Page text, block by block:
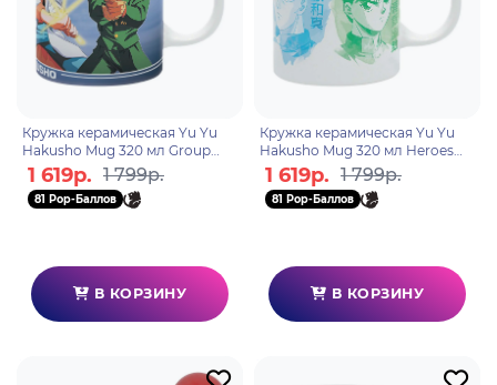
Кружка керамическая Yu Yu
Hakusho Mug 320 мл Group
subli box x2 ABYMUGA141
1 619р. 1 799р.
81 Pop-Баллов
В КОРЗИНУ
Кружка керамическая Yu Yu
Hakusho Mug 320 мл Heroes
subli box x2 ABYMUGA165
1 619р. 1 799р.
81 Pop-Баллов
В КОРЗИНУ